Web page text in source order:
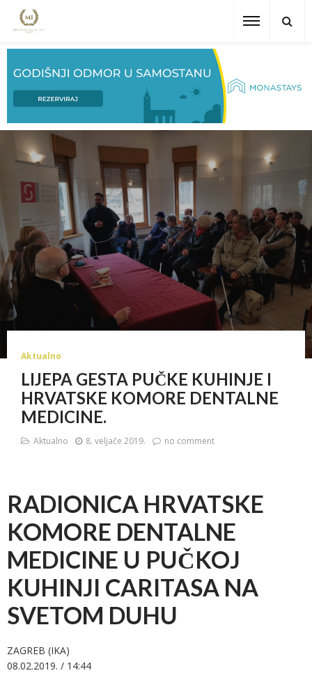
Aktualno
LIJEPA GESTA PUČKE KUHINJE I
HRVATSKE KOMORE DENTALNE
MEDICINE.
Aktualno 8. veljače 2019. no comment
RADIONICA HRVATSKE
KOMORE DENTALNE
MEDICINE U PUČKOJ
KUHINJI CARITASA NA
SVETOM DUHU
ZAGREB (IKA)
08.02.2019. / 14:44